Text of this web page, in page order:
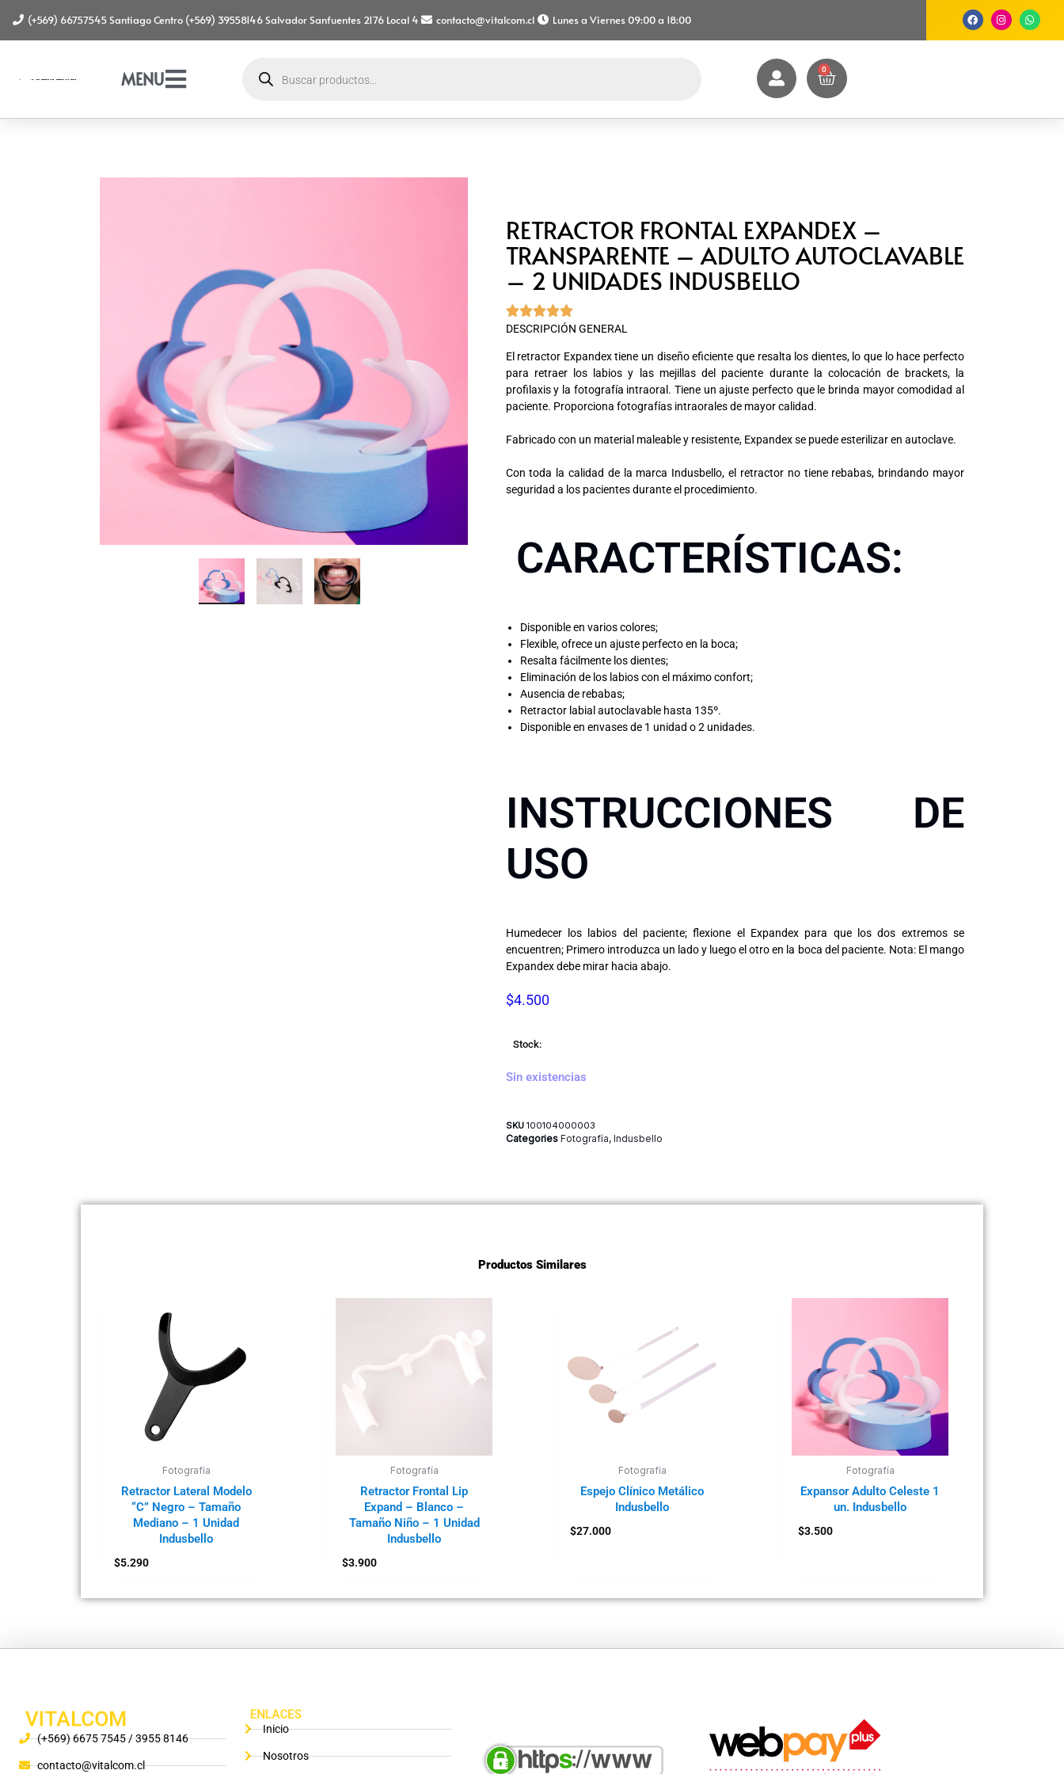
(+569) 66757545 Santiago Centro (+569) 39558146 Salvador Sanfuentes 2176 Local 4 contacto@vitalcom.cl Lunes a Viernes 09:00 a 18:00
MENU 0
RETRACTOR FRONTAL EXPANDEX –
TRANSPARENTE – ADULTO AUTOCLAVABLE
– 2 UNIDADES INDUSBELLO

DESCRIPCIÓN GENERAL
El retractor Expandex tiene un diseño eficiente que resalta los dientes, lo que lo hace perfecto
para retraer los labios y las mejillas del paciente durante la colocación de brackets, la
profilaxis y la fotografía intraoral. Tiene un ajuste perfecto que le brinda mayor comodidad al
paciente. Proporciona fotografías intraorales de mayor calidad.
Fabricado con un material maleable y resistente, Expandex se puede esterilizar en autoclave.
Con toda la calidad de la marca Indusbello, el retractor no tiene rebabas, brindando mayor
seguridad a los pacientes durante el procedimiento.
CARACTERÍSTICAS:
Disponible en varios colores;
Flexible, ofrece un ajuste perfecto en la boca;
Resalta fácilmente los dientes;
Eliminación de los labios con el máximo confort;
Ausencia de rebabas;
Retractor labial autoclavable hasta 135º.
Disponible en envases de 1 unidad o 2 unidades.
INSTRUCCIONES DE
USO
Humedecer los labios del paciente; flexione el Expandex para que los dos extremos se
encuentren; Primero introduzca un lado y luego el otro en la boca del paciente. Nota: El mango
Expandex debe mirar hacia abajo.
$4.500
Stock:
Sin existencias
SKU 100104000003
Categories Fotografía, Indusbello
Productos Similares
Fotografía
Retractor Lateral Modelo
“C” Negro – Tamaño
Mediano – 1 Unidad
Indusbello
$5.290
Fotografía
Retractor Frontal Lip
Expand – Blanco –
Tamaño Niño – 1 Unidad
Indusbello
$3.900
Fotografía
Espejo Clínico Metálico
Indusbello
$27.000
Fotografía
Expansor Adulto Celeste 1
un. Indusbello
$3.500
VITALCOM
(+569) 6675 7545 / 3955 8146
contacto@vitalcom.cl
ENLACES
Inicio
Nosotros